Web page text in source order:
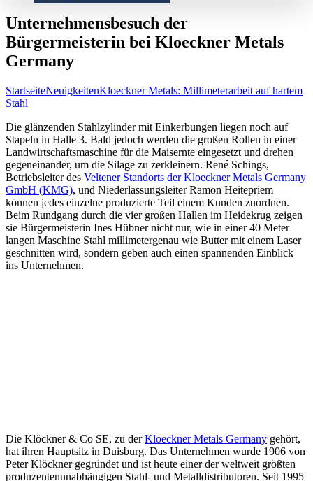
Unternehmensbesuch der
Bürgermeisterin bei Kloeckner Metals
Germany
StartseiteNeuigkeitenKloeckner Metals: Millimeterarbeit auf hartem
Stahl
Die glänzenden Stahlzylinder mit Einkerbungen liegen noch auf
Stapeln in Halle 3. Bald jedoch werden die großen Rollen in einer
Landwirtschaftsmaschine für die Maisernte eingesetzt und drehen
gegeneinander, um die Silage zu zerkleinern. René Schings,
Betriebsleiter des Veltener Standorts der Kloeckner Metals Germany
GmbH (KMG), und Niederlassungsleiter Ramon Heitepriem
können jedes einzelne produzierte Teil einem Kunden zuordnen.
Beim Rundgang durch die vier großen Hallen im Heidekrug zeigen
sie Bürgermeisterin Ines Hübner nicht nur, wie in einer 40 Meter
langen Maschine Stahl millimetergenau wie Butter mit einem Laser
geschnitten wird, sondern geben auch einen spannenden Einblick
ins Unternehmen.
Die Klöckner & Co SE, zu derKloeckner Metals Germany gehört,
hat ihren Hauptsitz in Duisburg. Das Unternehmen wurde 1906 von
Peter Klöckner gegründet und ist heute einer der weltweit größten
produzentenunabhängigen Stahl- und Metalldistributoren. Seit 1995